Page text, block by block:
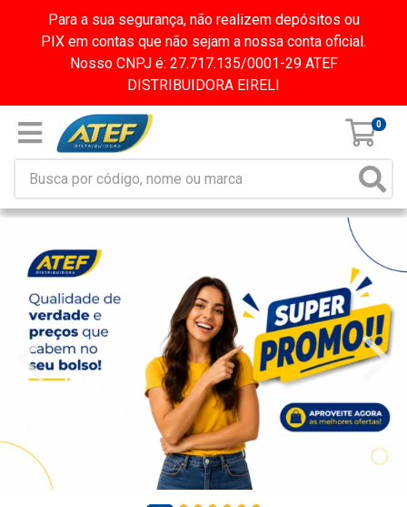
Para a sua segurança, não realizem depósitos ou
PIX em contas que não sejam a nossa conta oficial.
Nosso CNPJ é: 27.717.135/0001-29 ATEF
DISTRIBUIDORA EIRELI
0